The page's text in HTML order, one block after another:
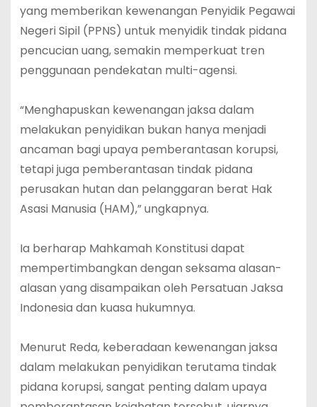
yang memberikan kewenangan Penyidik Pegawai
Negeri Sipil (PPNS) untuk menyidik tindak pidana
pencucian uang, semakin memperkuat tren
penggunaan pendekatan multi-agensi.
“Menghapuskan kewenangan jaksa dalam
melakukan penyidikan bukan hanya menjadi
ancaman bagi upaya pemberantasan korupsi,
tetapi juga pemberantasan tindak pidana
perusakan hutan dan pelanggaran berat Hak
Asasi Manusia (HAM),” ungkapnya.
Ia berharap Mahkamah Konstitusi dapat
mempertimbangkan dengan seksama alasan-
alasan yang disampaikan oleh Persatuan Jaksa
Indonesia dan kuasa hukumnya.
Menurut Reda, keberadaan kewenangan jaksa
dalam melakukan penyidikan terutama tindak
pidana korupsi, sangat penting dalam upaya